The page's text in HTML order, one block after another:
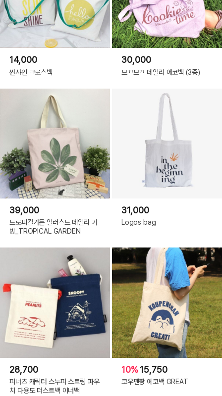
14,000
썬샤인 크로스백
30,000
므끄므끄 데일리 에코백 (3종)
39,000
트로피컬가든 일러스트 데일리 가
방_TROPICAL GARDEN
31,000
Logos bag
28,700
피너츠 캐릭터 스누피 스트링 파우
치 다용도 더스트백 이너백
10%15,750
코우펜짱 에코백 GREAT